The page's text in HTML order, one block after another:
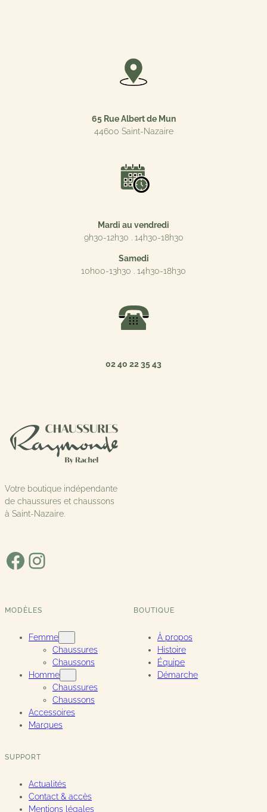
65 Rue Albert de Mun
44600 Saint-Nazaire
Mardi au vendredi
9h30-12h30 . 14h30-18h30
Samedi
10h00-13h30 . 14h30-18h30
02 40 22 35 43
Votre boutique indépendante
de chaussures et chaussons
à Saint-Nazaire.
Facebook Instagram
MODÈLES
Femme
Chaussures
Chaussons
Homme
Chaussures
Chaussons
Accessoires
Marques
BOUTIQUE
À propos
Histoire
Équipe
Démarche
SUPPORT
Actualités
Contact & accès
Mentions légales